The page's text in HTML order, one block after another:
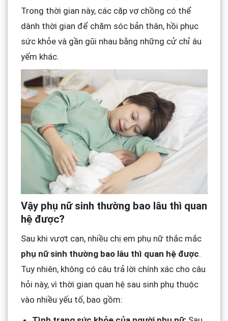
Trong thời gian này, các cặp vợ chồng có thể
dành thời gian để chăm sóc bản thân, hồi phục
sức khỏe và gần gũi nhau bằng những cử chỉ âu
yếm khác.
Vậy phụ nữ sinh thường bao lâu thì quan
hệ được?
Sau khi vượt cạn, nhiều chị em phụ nữ thắc mắc
phụ nữ sinh thường bao lâu thì quan hệ được.
Tuy nhiên, không có câu trả lời chính xác cho câu
hỏi này, vì thời gian quan hệ sau sinh phụ thuộc
vào nhiều yếu tố, bao gồm: